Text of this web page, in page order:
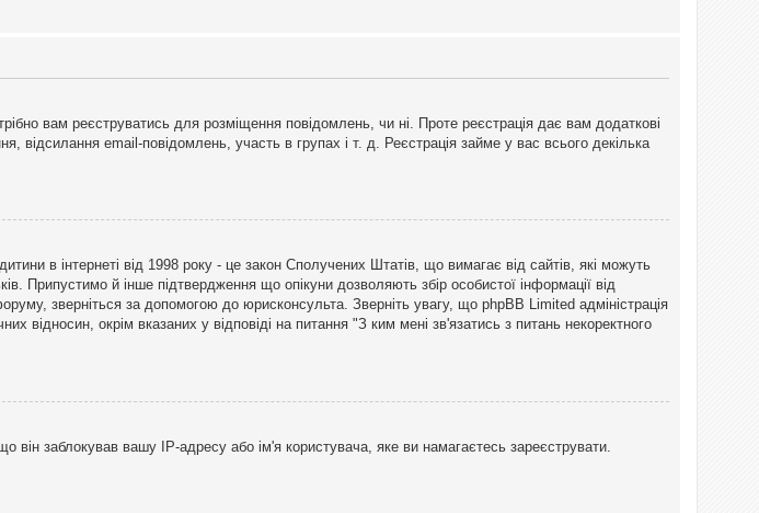
вам реєструватись для розміщення повідомлень, чи ні. Проте реєстрація дає вам додаткові
відсилання email-повідомлень, участь в групах і т. д. Реєстрація займе у вас всього декілька
в інтернеті від 1998 року - це закон Сполучених Штатів, що вимагає від сайтів, які можуть
Припустимо й інше підтвердження що опікуни дозволяють збір особистої інформації від
зверніться за допомогою до юрисконсульта. Зверніть увагу, що phpBB Limited адміністрація
відносин, окрім вказаних у відповіді на питання "З ким мені зв'язатись з питань некоректного
заблокував вашу IP-адресу або ім'я користувача, яке ви намагаєтесь зареєструвати.